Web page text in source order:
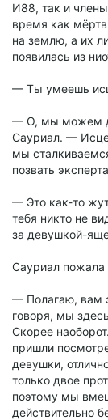
И88, так и
время как
на землю, а их
появилась из
— Ты умеешь
— О, мы можем
Сауриал. —
мы
позвать
— Это как-то
тебя никто не
за девушкой-
Сауриал пожала
— Полагаю, вам
говоря, мы
Скорее
пришли
девушки,
только двое
поэтому мы
действительно